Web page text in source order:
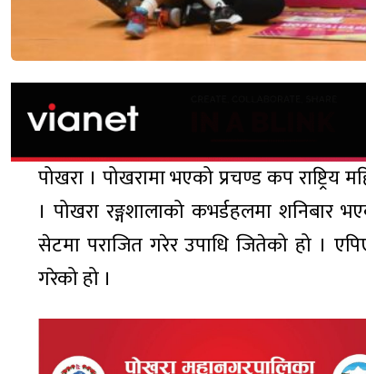
पोखरा । पोखरामा भएको प्रचण्ड कप
। पोखरा रङ्गशालाको कभर्डहलमा
सेटमा पराजित गरेर उपाधि जितेको हो ।
गरेको हो ।